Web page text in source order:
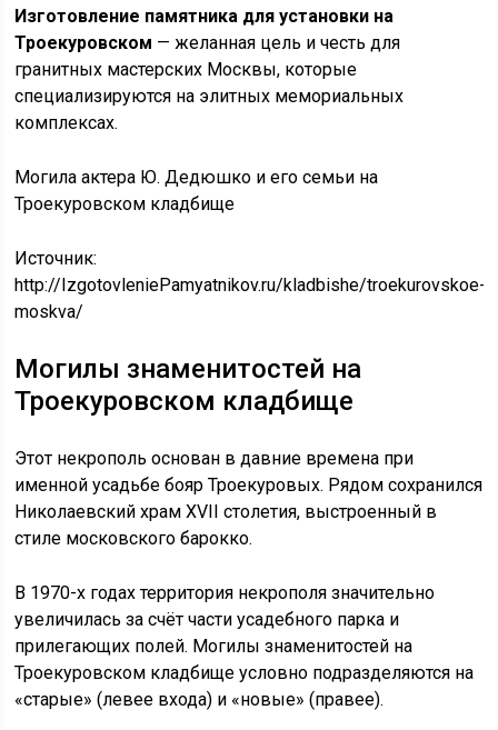
Изготовление памятника для установки на
Троекуровском — желанная цель и честь для
гранитных мастерских Москвы, которые
специализируются на элитных мемориальных
комплексах.
Могила актера Ю. Дедюшко и его семьи на
Троекуровском кладбище
Источник:
http://IzgotovleniePamyatnikov.ru/kladbishe/troekurovskoe-
moskva/
Могилы знаменитостей на
Троекуровском кладбище
Этот некрополь основан в давние времена при
именной усадьбе бояр Троекуровых. Рядом сохранился
Николаевский храм XVII столетия, выстроенный в
стиле московского барокко.
В 1970-х годах территория некрополя значительно
увеличилась за счёт части усадебного парка и
прилегающих полей. Могилы знаменитостей на
Троекуровском кладбище условно подразделяются на
«старые» (левее входа) и «новые» (правее).